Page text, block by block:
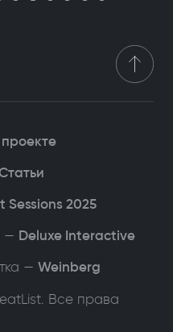
Все права
Sessions 2025
— Deluxe Interactive
— Weinberg